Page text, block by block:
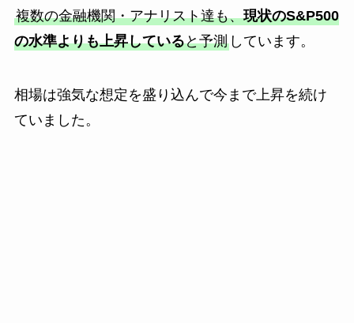
複数の金融機関・アナリスト達も、現状のS&P500
の水準よりも上昇していると予測しています。
相場は強気な想定を盛り込んで今まで上昇を続け
ていました。